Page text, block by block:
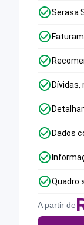
Serasa
Dados
Quadro
A partir de